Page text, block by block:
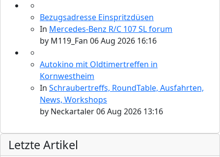
Bezugsadresse Einspritzdüsen
In Mercedes-Benz R/C 107 SL forum
by M119_Fan 06 Aug 2026 16:16
Autokino mit Oldtimertreffen in
Kornwestheim
In Schraubertreffs, RoundTable, Ausfahrten,
News, Workshops
by Neckartaler06 Aug 2026 13:16
Letzte Artikel